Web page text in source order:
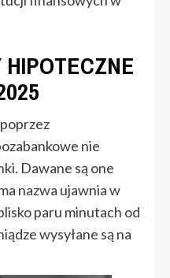
nie
Dawane są one
nazwa ujawnia w
paru minutach od
wysyłane są na